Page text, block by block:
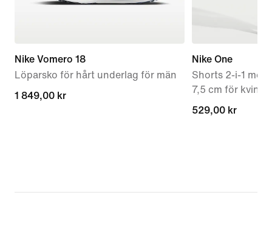
Nike Vomero 18
Löparsko för hårt underlag för män
1 849,00 kr
1 849,00 kr
Nike One
Shorts 2-i-1 med
7,5 cm för
529,00 kr
529,00 kr